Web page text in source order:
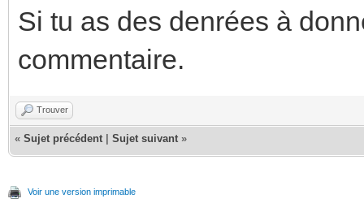
Si tu as des denrées à
commentaire.
Trouver
« Sujet précédent Sujet suivant »
Voir une version imprimable